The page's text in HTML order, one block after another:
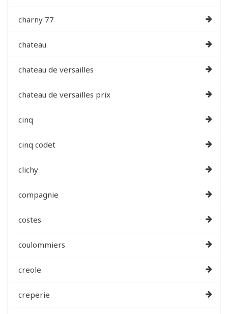
charny 77
chateau
chateau de versailles
chateau de versailles prix
cinq
cinq codet
clichy
compagnie
costes
coulommiers
creole
creperie